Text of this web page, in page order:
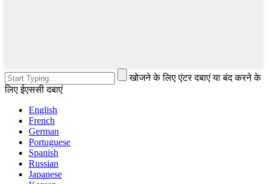
खोजने के लिए एंटर दबाएं या बंद करने के
लिए ईएससी दबाएं
English
French
German
Portuguese
Spanish
Russian
Japanese